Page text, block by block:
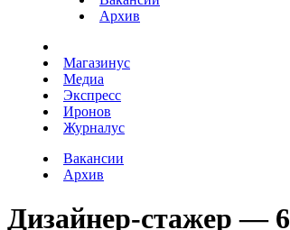
Архив
Магазинус
Медиа
Экспресс
Иронов
Журналус
Вакансии
Архив
Дизайнер-стажер — 6